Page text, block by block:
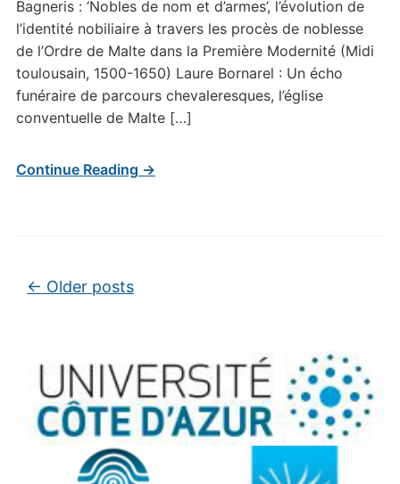
Bagneris : ‘Nobles de nom et d’armes’, l’évolution de
l’identité nobiliaire à travers les procès de noblesse
de l’Ordre de Malte dans la Première Modernité (Midi
toulousain, 1500-1650) Laure Bornarel : Un écho
funéraire de parcours chevaleresques, l’église
conventuelle de Malte […]
Continue Reading →
Post navigation
← Older posts